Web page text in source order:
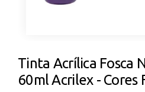
Tinta Acrílica Fosca
60ml Acrilex - Cores